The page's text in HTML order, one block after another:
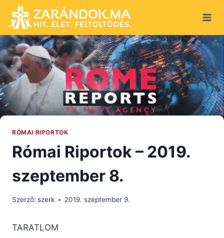
content
RÓMAI RIPORTOK
Római Riportok – 2019.
szeptember 8.
Szerző: szerk 2019. szeptember 9.
TARATLOM